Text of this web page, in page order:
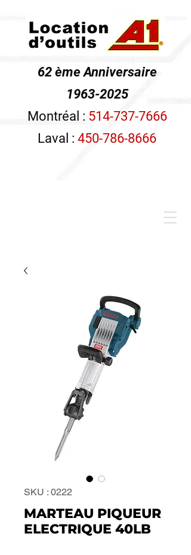
62 ème Anniversaire
1963-2025
Montréal : 514-737-7666
Laval : 450-786-8666
SKU : 0222
MARTEAU PIQUEUR
ELECTRIQUE 40LB